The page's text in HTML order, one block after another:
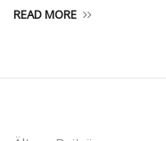
READ MORE